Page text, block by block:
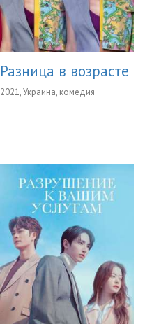
Разница в возрасте
2021, Украина, комедия